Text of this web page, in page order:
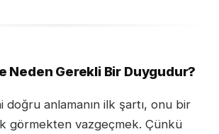
Neden Gerekli Bir Duygudur?
doğru anlamanın ilk şartı, onu bir
görmekten vazgeçmek. Çünkü